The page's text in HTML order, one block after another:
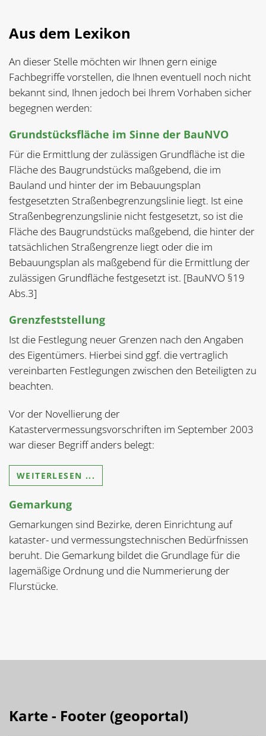
Aus dem Lexikon
An dieser Stelle möchten wir Ihnen gern einige
Fachbegriffe vorstellen, die Ihnen eventuell noch nicht
bekannt sind, Ihnen jedoch bei Ihrem Vorhaben sicher
begegnen werden:
Grundstücksfläche im Sinne der BauNVO
Für die Ermittlung der zulässigen Grundfläche ist die
Fläche des Baugrundstücks maßgebend, die im
Bauland und hinter der im Bebauungsplan
festgesetzten Straßenbegrenzungslinie liegt. Ist eine
Straßenbegrenzungslinie nicht festgesetzt, so ist die
Fläche des Baugrundstücks maßgebend, die hinter der
tatsächlichen Straßengrenze liegt oder die im
Bebauungsplan als maßgebend für die Ermittlung der
zulässigen Grundfläche festgesetzt ist. [BauNVO §19
Abs.3]
Grenzfeststellung
Ist die Festlegung neuer Grenzen nach den Angaben
des Eigentümers. Hierbei sind ggf. die vertraglich
vereinbarten Festlegungen zwischen den Beteiligten zu
beachten.
Vor der Novellierung der
Katastervermessungsvorschriften im September 2003
war dieser Begriff anders belegt:
WEITERLESEN ...
Gemarkung
Gemarkungen sind Bezirke, deren Einrichtung auf
kataster- und vermessungstechnischen Bedürfnissen
beruht. Die Gemarkung bildet die Grundlage für die
lagemäßige Ordnung und die Nummerierung der
Flurstücke.
Karte - Footer (geoportal)